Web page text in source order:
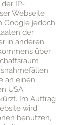
IP-
Webseite
Google jedoch
der
in anderen
über
an einen
USA
Im Auftrag
wird
benutzen,